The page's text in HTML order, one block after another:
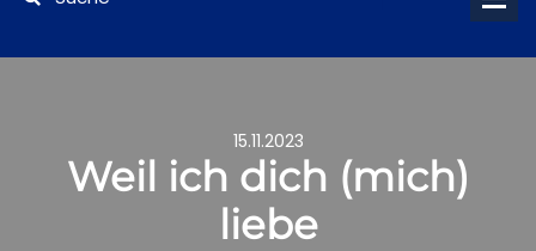
15.11.2023
Weil ich dich (mich)
liebe